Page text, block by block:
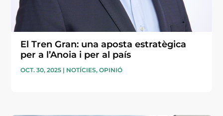
El Tren Gran: una aposta estratègica
per a l’Anoia i per al país
OCT. 30, 2025 | NOTÍCIES,OPINIÓ